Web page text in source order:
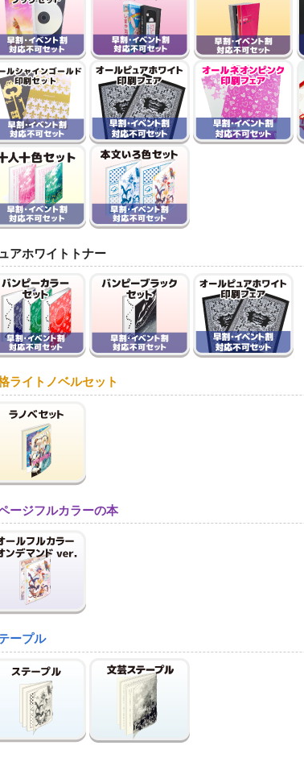
アホワイトトナー
ライトノベルセット
ージフルカラーの本
ープル